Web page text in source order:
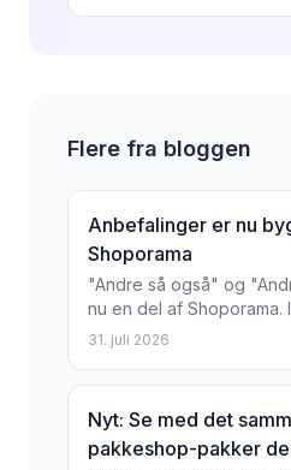
Flere fra bloggen
Anbefalinger er nu
Shoporama
"Andre så også" og
nu en del af Shoporama.
tjeneste, ingen ekstra
31. juli 2026
Nyt: Se med det
pakkeshop-pakker